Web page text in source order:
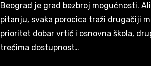
Beograd je grad bezbroj mogućnosti. Ali kada su deca u
pitanju, svaka porodica traži drugačiji
prioritet dobar vrtić i osnovna škola,
trećima dostupnost…